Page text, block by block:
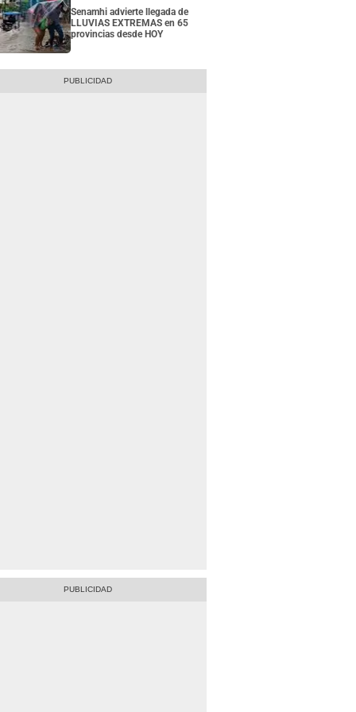
Senamhi advierte llegada de
LLUVIAS EXTREMAS en 65
provincias desde HOY